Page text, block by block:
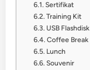
Sertifikat
Training Kit
USB Flashdisk
Coffee Break
Lunch
Souvenir